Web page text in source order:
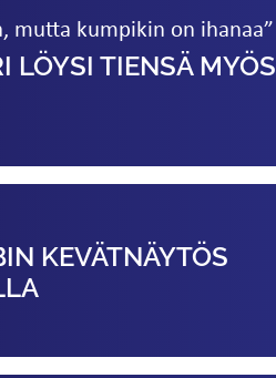
mutta kumpikin on ihanaa”
LÖYSI TIENSÄ MYÖS
KEVÄTNÄYTÖS